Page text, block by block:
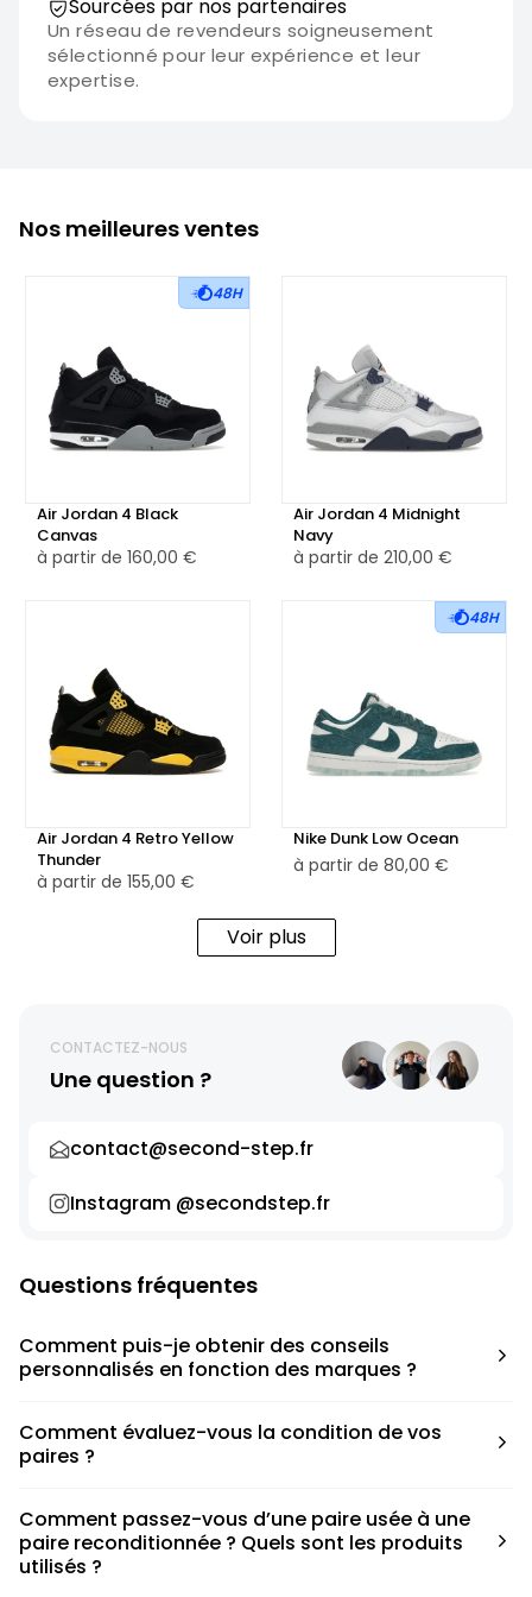
Sourcées par nos partenaires
Un réseau de revendeurs soigneusement
sélectionné pour leur expérience et leur
expertise.
Nos meilleures ventes
48H
Air Jordan 4 Black
Canvas
à partir de 160,00 €
Air Jordan 4 Midnight
Navy
à partir de 210,00 €
Air Jordan 4 Retro Yellow
Thunder
à partir de 155,00 €
48H
Nike Dunk Low Ocean
à partir de 80,00 €
Voir plus
CONTACTEZ-NOUS
Une question ?
contact@second-step.fr
Instagram @secondstep.fr
Questions fréquentes
Comment puis-je obtenir des conseils
personnalisés en fonction des marques ?
pour déterminer la taille appropriée, que ce soit une taille
en dessous, au-dessus ou correspondant à votre taille
Comment évaluez-vous la condition de vos
paires ?
défauts spécifiques de chaque paire.
Comment passez-vous d’une paire usée à une
paire reconditionnée ? Quels sont les produits
utilisés ?